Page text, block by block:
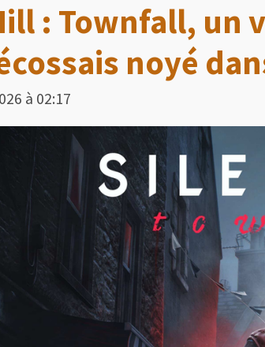
: Townfall, un
noyé
à 02:17